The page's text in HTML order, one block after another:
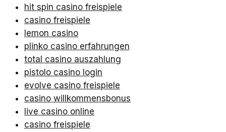
hit spin casino freispiele
casino freispiele
lemon casino
plinko casino erfahrungen
total casino auszahlung
pistolo casino login
evolve casino freispiele
casino willkommensbonus
live casino online
casino freispiele